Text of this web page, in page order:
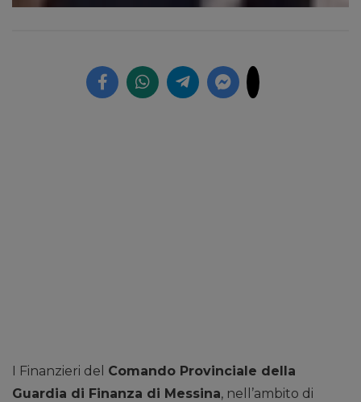
I Finanzieri del Comando Provinciale della
Guardia di Finanza di Messina, nell’ambito di